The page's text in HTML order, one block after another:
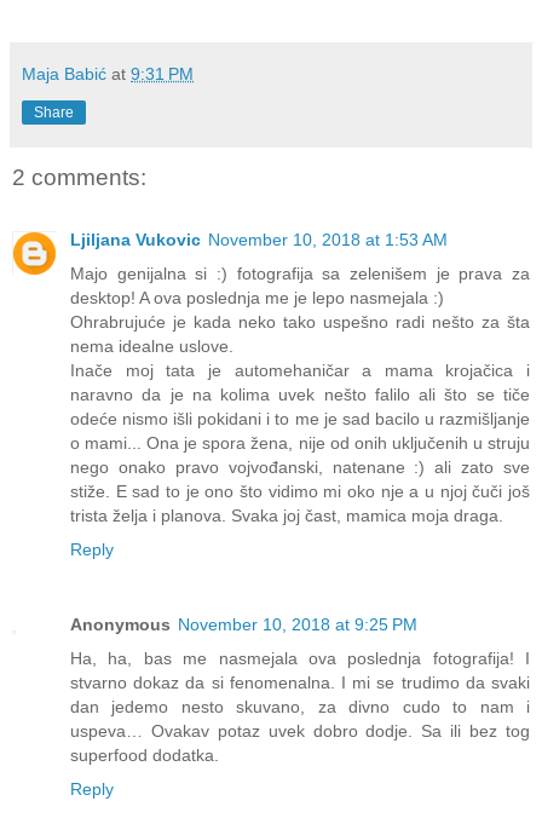
Maja Babić at 9:31 PM
Share
2 comments:
Ljiljana Vukovic November 10, 2018 at 1:53 AM
Majo genijalna si :) fotografija sa zelenišem je prava za
desktop! A ova poslednja me je lepo nasmejala :)
Ohrabrujuće je kada neko tako uspešno radi nešto za šta
nema idealne uslove.
Inače moj tata je automehaničar a mama krojačica i
naravno da je na kolima uvek nešto falilo ali što se tiče
odeće nismo išli pokidani i to me je sad bacilo u razmišljanje
o mami... Ona je spora žena, nije od onih uključenih u struju
nego onako pravo vojvođanski, natenane :) ali zato sve
stiže. E sad to je ono što vidimo mi oko nje a u njoj čuči još
trista želja i planova. Svaka joj čast, mamica moja draga.
Reply
Anonymous November 10, 2018 at 9:25 PM
Ha, ha, bas me nasmejala ova poslednja fotografija! I
stvarno dokaz da si fenomenalna. I mi se trudimo da svaki
dan jedemo nesto skuvano, za divno cudo to nam i
uspeva… Ovakav potaz uvek dobro dodje. Sa ili bez tog
superfood dodatka.
Reply